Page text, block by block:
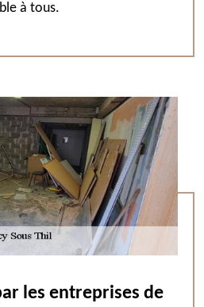
à tous.
les entreprises de